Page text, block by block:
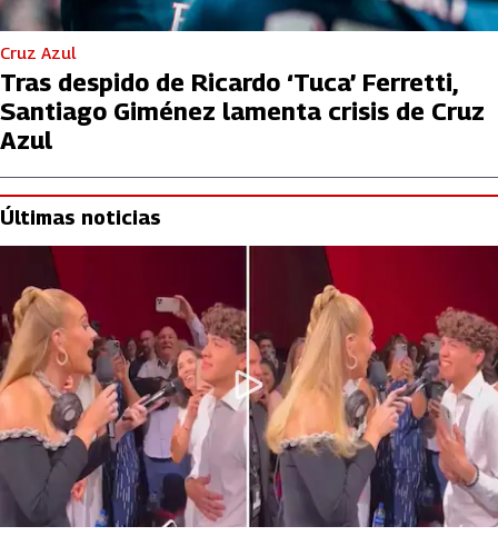
Cruz Azul
Tras despido de Ricardo ‘Tuca’ Ferretti,
Santiago Giménez lamenta crisis de Cruz
Azul
Últimas noticias